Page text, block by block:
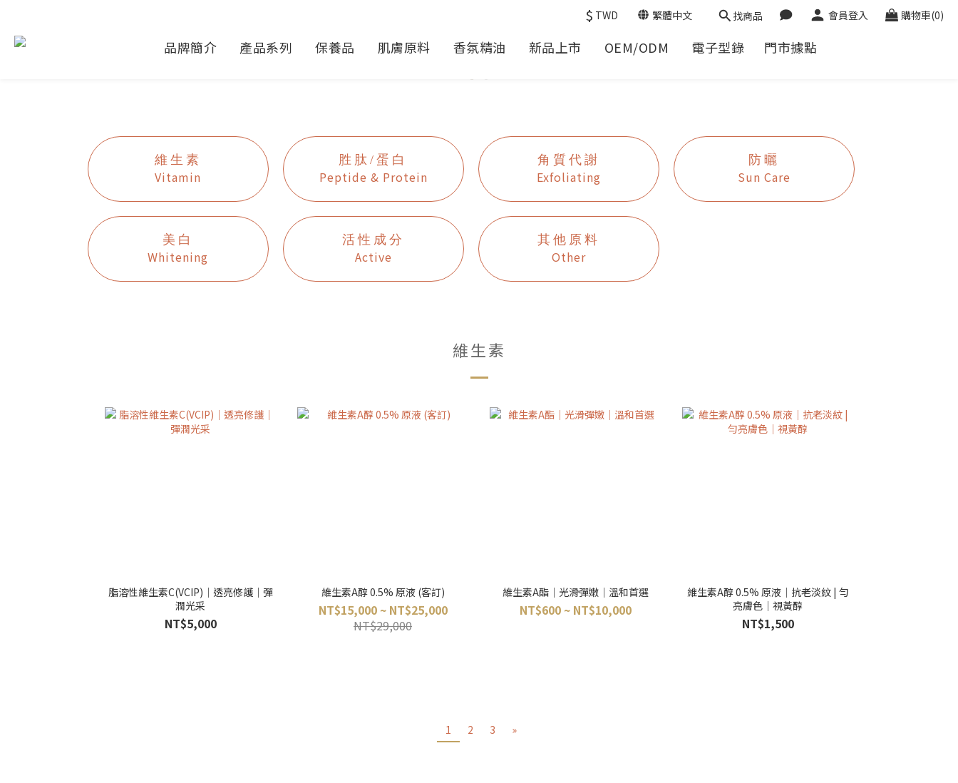
$ TWD 繁體中文 找商品 會員登入 購物車(0)
品牌簡介 產品系列 保養品 肌膚原料 香氛精油 新品上市 OEM/ODM 電子型錄 門市據點
維生素
Vitamin
胜肽/蛋白
Peptide & Protein
角質代謝
Exfoliating
防曬
Sun Care
美白
Whitening
活性成分
Active
其他原料
Other
維生素
脂溶性維生素C(VCIP)｜透亮修護｜彈
潤光采
NT$5,000
維生素A醇 0.5% 原液 (客訂)
NT$15,000 ~ NT$25,000
NT$29,000
維生素A酯｜光滑彈嫩｜溫和首選
NT$600 ~ NT$10,000
維生素A醇 0.5% 原液｜抗老淡紋 | 勻
亮膚色｜視黃醇
NT$1,500
1 2 3 »